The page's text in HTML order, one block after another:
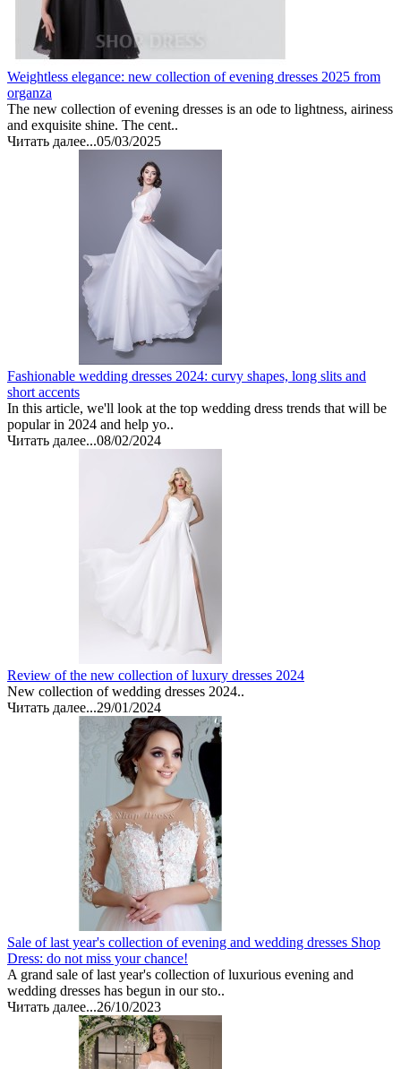
Weightless elegance: new collection of evening dresses 2025 from
organza
The new collection of evening dresses is an ode to lightness, airiness
and exquisite shine. The cent..
Читать далее...05/03/2025
Fashionable wedding dresses 2024: curvy shapes, long slits and
short accents
In this article, we'll look at the top wedding dress trends that will be
popular in 2024 and help yo..
Читать далее...08/02/2024
Review of the new collection of luxury dresses 2024
New collection of wedding dresses 2024..
Читать далее...29/01/2024
Sale of last year's collection of evening and wedding dresses Shop
Dress: do not miss your chance!
A grand sale of last year's collection of luxurious evening and
wedding dresses has begun in our sto..
Читать далее...26/10/2023